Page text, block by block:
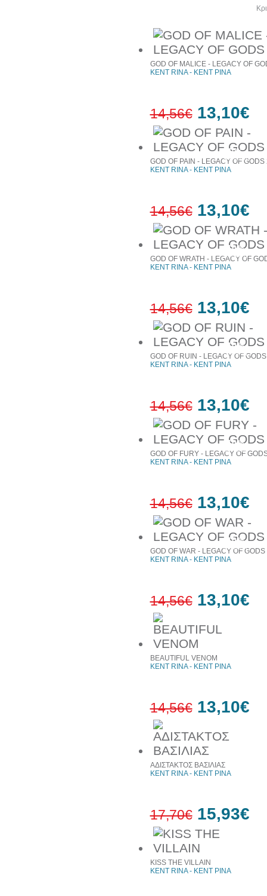
10%
έκπτωση
GOD OF MALICE - LEGACY OF
KENT RINA - ΚΕΝΤ ΡΙΝΑ
14,56€ 13,10€
10%
έκπτωση
GOD OF PAIN - LEGACY OF GODS
KENT RINA - ΚΕΝΤ ΡΙΝΑ
14,56€ 13,10€
10%
έκπτωση
GOD OF WRATH - LEGACY OF
KENT RINA - ΚΕΝΤ ΡΙΝΑ
14,56€ 13,10€
10%
έκπτωση
GOD OF RUIN - LEGACY OF
KENT RINA - ΚΕΝΤ ΡΙΝΑ
14,56€ 13,10€
10%
έκπτωση
GOD OF FURY - LEGACY OF
KENT RINA - ΚΕΝΤ ΡΙΝΑ
14,56€ 13,10€
GOD OF WAR - LEGACY OF GODS
KENT RINA - ΚΕΝΤ ΡΙΝΑ
14,56€ 13,10€
10%
έκπτωση
BEAUTIFUL VENOM
KENT RINA - ΚΕΝΤ ΡΙΝΑ
14,56€ 13,10€
ΑΔΙΣΤΑΚΤΟΣ ΒΑΣΙΛΙΑΣ
KENT RINA - ΚΕΝΤ ΡΙΝΑ
17,70€ 15,93€
KISS THE VILLAIN
KENT RINA - ΚΕΝΤ ΡΙΝΑ